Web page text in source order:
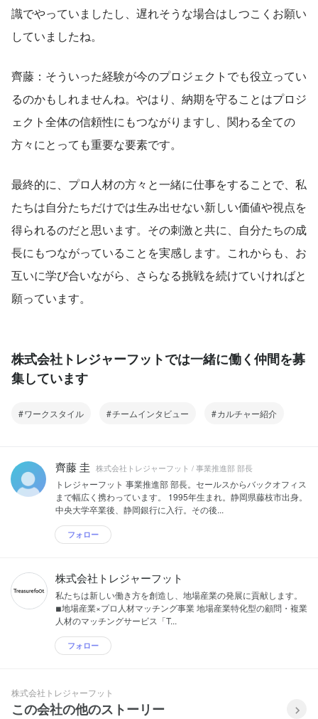
識でやっていましたし、遅れそうな場合はしつこくお願い
していましたね。
齊藤：そういった経験が今のプロジェクトでも役立ってい
るのかもしれませんね。やはり、納期を守ることはプロジ
ェクト全体の信頼性にもつながりますし、関わる全ての
方々にとっても重要な要素です。
最終的に、プロ人材の方々と一緒に仕事をすることで、私
たちは自分たちだけでは生み出せない新しい価値や視点を
得られるのだと思います。その刺激と共に、自分たちの成
長にもつながっていることを実感します。これからも、お
互いに学び合いながら、さらなる挑戦を続けていければと
願っています。
株式会社トレジャーフットでは一緒に働く仲間を募
集しています
ワークスタイル チームインタビュー カルチャー紹介
齊藤 圭 株式会社トレジャーフット / 事業推進部 部長
トレジャーフット 事業推進部 部長。セールスからバックオフィス
まで幅広く携わっています。 1995年生まれ。静岡県藤枝市出身。
中央大学卒業後、静岡銀行に入行。その後...
フォロー
株式会社トレジャーフット
私たちは新しい働き方を創造し、地場産業の発展に貢献します。
◾︎地場産業×プロ人材マッチング事業 地場産業特化型の顧問・複業
人材のマッチングサービス「T...
フォロー
株式会社トレジャーフット
この会社の他のストーリー